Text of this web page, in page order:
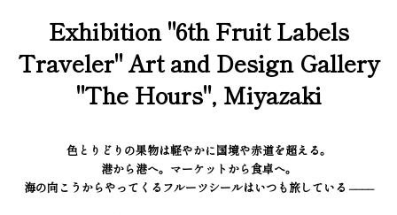
Exhibition "6th Fruit Labels
Traveler" Art and Design Gallery
"The Hours", Miyazaki
色とりどりの果物は軽やかに国境や赤道を超える。
港から港へ。マーケットから食卓へ。
海の向こうからやってくるフルーツシールはいつも旅している ––––